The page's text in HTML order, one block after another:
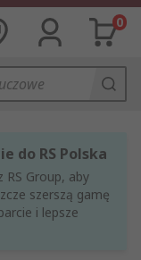
0
do RS Polska
RS Group, aby
szerszą gamę
i lepsze